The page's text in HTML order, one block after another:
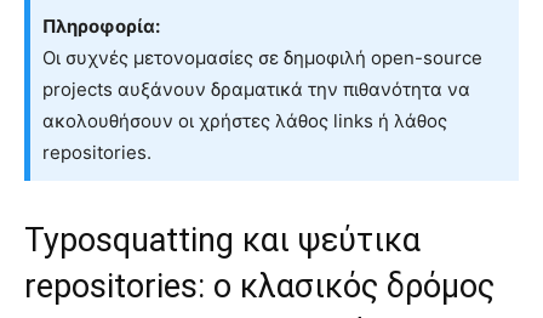
Πληροφορία:
Οι συχνές μετονομασίες σε δημοφιλή open-source
projects αυξάνουν δραματικά την πιθανότητα να
ακολουθήσουν οι χρήστες λάθος links ή λάθος
repositories.
Typosquatting και ψεύτικα
repositories: ο κλασικός δρόμος